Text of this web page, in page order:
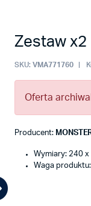
Zestaw x2
SKU: VMA771760
Oferta
Producent:
Wymiary: 240
Waga